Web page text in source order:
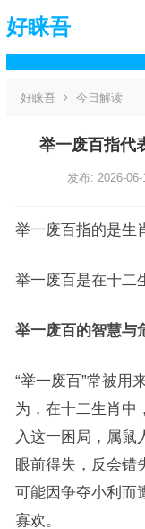
好睐吾
好睐吾 今日解读
举一废百指代
发布: 2026-
举一废百指的是生
举一废百是在十二
举一废百的智慧与
“举一废百”常被用
为，在十二生肖中，
入这一困局，属鼠
眼前得失，反会错
可能因争夺小利而
寡欢。